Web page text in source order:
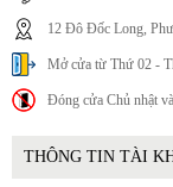
12 Đô Đốc Long,
Mở cửa từ Thứ 02 -
Đóng cửa Chủ nhật
THÔNG TIN TÀI